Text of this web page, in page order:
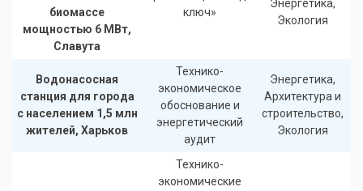
биомассе
мощностью 6 МВт,
Славута
ключ»
Энергетика,
Экология
Водонасосная
станция для города
с населением 1,5 млн
жителей, Харьков
Технико-
экономическое
обоснование и
энергетический
аудит
Энергетика,
Архитектура и
строительство,
Экология
Технико-
экономические